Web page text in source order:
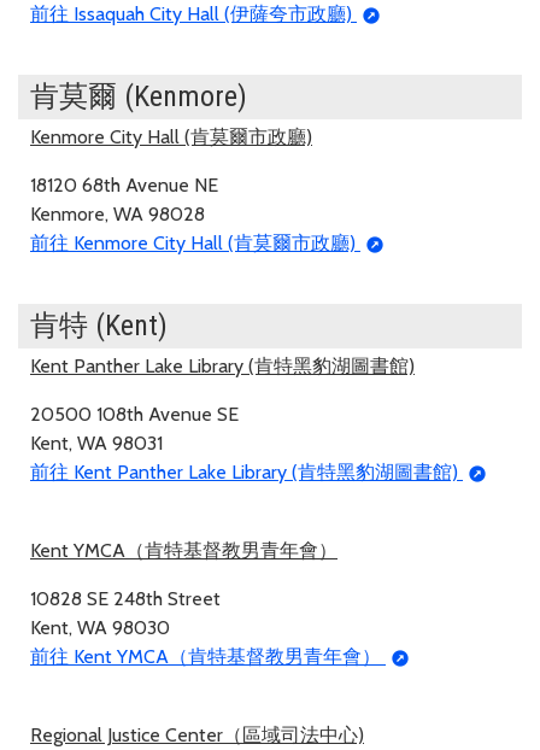
前往 Issaquah City Hall (伊薩夸市政廳)
肯莫爾 (Kenmore)
Kenmore City Hall (肯莫爾市政廳)
18120 68th Avenue NE
Kenmore, WA 98028
前往 Kenmore City Hall (肯莫爾市政廳)
肯特 (Kent)
Kent Panther Lake Library (肯特黑豹湖圖書館)
20500 108th Avenue SE
Kent, WA 98031
前往 Kent Panther Lake Library (肯特黑豹湖圖書館)
Kent YMCA（肯特基督教男青年會）
10828 SE 248th Street
Kent, WA 98030
前往 Kent YMCA（肯特基督教男青年會）
Regional Justice Center（區域司法中心)